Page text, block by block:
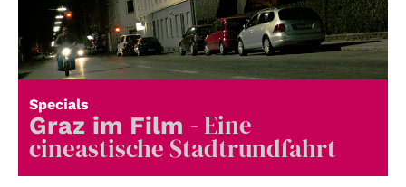
So geht’s
Filmpakete
Gutscheine
& Filmpässe
Account
Specials
Graz im Film - Eine
cineastische Stadtrundfahrt